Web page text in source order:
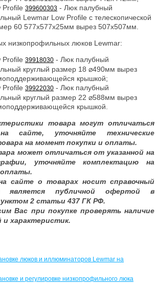
Profile 399600303 - Люк палубный
Lewmar Low Profile с телескопической
60 577x577x25мм вырез 507x507мм.
низкопрофильных люков Lewmar:
Profile 39918030 - Люк палубный
круглый размер 18 ⌀490мм вырез
крышкой;
Profile 39922030 - Люк палубный
круглый размер 22 ⌀588мм вырез
крышкой.
товара могут отличаться
сайте, уточняйте технические
на момент покупки и оплаты.
может отличаться от указанной на
уточняйте комплектацию на
сайте о товарах носит справочный
публичной офертой в
2 статьи 437 ГК РФ.
Вас при покупке проверять наличие
характеристик.
люков и иллюминаторов Lewmar на
и регулировке низкопрофильного люка